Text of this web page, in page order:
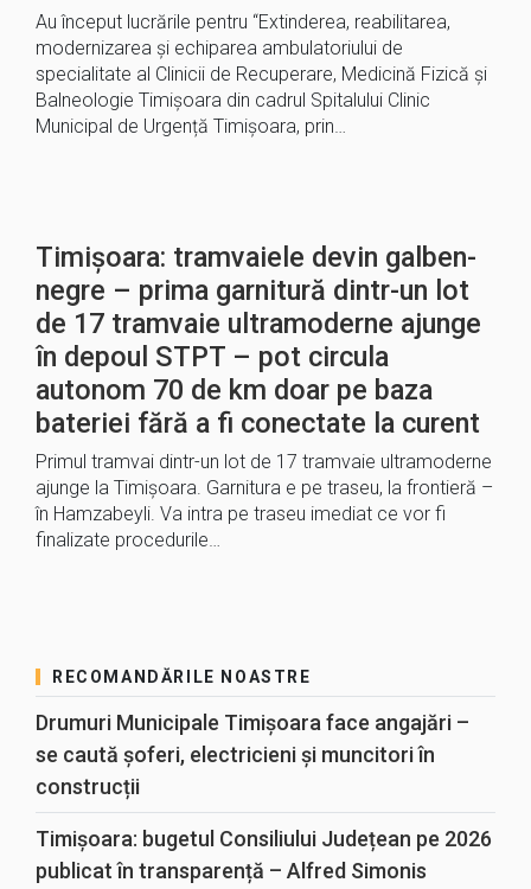
Au început lucrările pentru “Extinderea, reabilitarea,
modernizarea și echiparea ambulatoriului de
specialitate al Clinicii de Recuperare, Medicină Fizică și
Balneologie Timișoara din cadrul Spitalului Clinic
Municipal de Urgență Timișoara, prin…
Timișoara: tramvaiele devin galben-
negre – prima garnitură dintr-un lot
de 17 tramvaie ultramoderne ajunge
în depoul STPT – pot circula
autonom 70 de km doar pe baza
bateriei fără a fi conectate la curent
Primul tramvai dintr-un lot de 17 tramvaie ultramoderne
ajunge la Timișoara. Garnitura e pe traseu, la frontieră –
în Hamzabeyli. Va intra pe traseu imediat ce vor fi
finalizate procedurile…
RECOMANDĂRILE NOASTRE
Drumuri Municipale Timișoara face angajări –
se caută șoferi, electricieni și muncitori în
construcții
Timișoara: bugetul Consiliului Județean pe 2026
publicat în transparență – Alfred Simonis